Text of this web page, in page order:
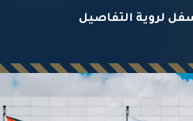
لروية التفاصيل